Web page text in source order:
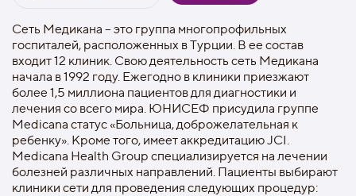
Сеть Медикана – это группа многопрофильных
госпиталей, расположенных в Турции. В ее состав
входит 12 клиник. Свою деятельность сеть Медикана
начала в 1992 году. Ежегодно в клиники приезжают
более 1,5 миллиона пациентов для диагностики и
лечения со всего мира. ЮНИСЕФ присудила группе
Medicana статус «Больница, доброжелательная к
ребенку». Кроме того, имеет аккредитацию JCI.
Medicana Health Group специализируется на лечении
болезней различных направлений. Пациенты выбирают
клиники сети для проведения следующих процедур: